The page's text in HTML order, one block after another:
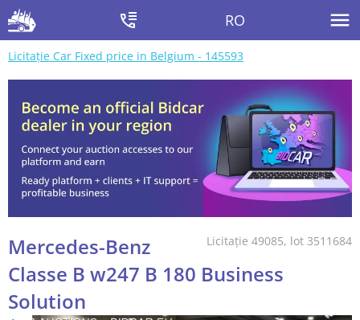
RO
Licitație Car Fixed price in Belgium - 145593
Licitație 49085, lot 3511684
Mercedes-Benz
Classe B w247 B 180 Business
Solution